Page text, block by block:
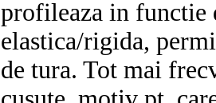
profileaza in functie
elastica/rigida,
de tura. Tot mai